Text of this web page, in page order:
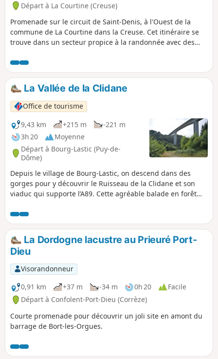
Départ à La Courtine (Creuse)
Promenade sur le circuit de Saint-Denis, à l'Ouest de la
commune de La Courtine dans la Creuse. Cet itinéraire se
trouve dans un secteur propice à la randonnée avec des
vaches. Le dénivelé n'est pas important ce qui rend cette
balade très agréable.
La Vallée de la Clidane
Office de tourisme
9,43 km
+215 m
-221 m
3h 20
Moyenne
Départ à Bourg-Lastic (Puy-de-
Dôme)
Depuis le village de Bourg-Lastic, on descend dans des
gorges pour y découvrir le Ruisseau de la Clidane et son
viaduc qui supporte l’A89. Cette agréable balade en forêt
La Dordogne lacustre au Prieuré Port-
Dieu
Visorandonneur
0,91 km
+37 m -34 m 0h 20
Facile
Départ à Confolent-Port-Dieu (Corrèze)
Courte promenade pour découvrir un joli site en amont du
barrage de Bort-les-Orgues.